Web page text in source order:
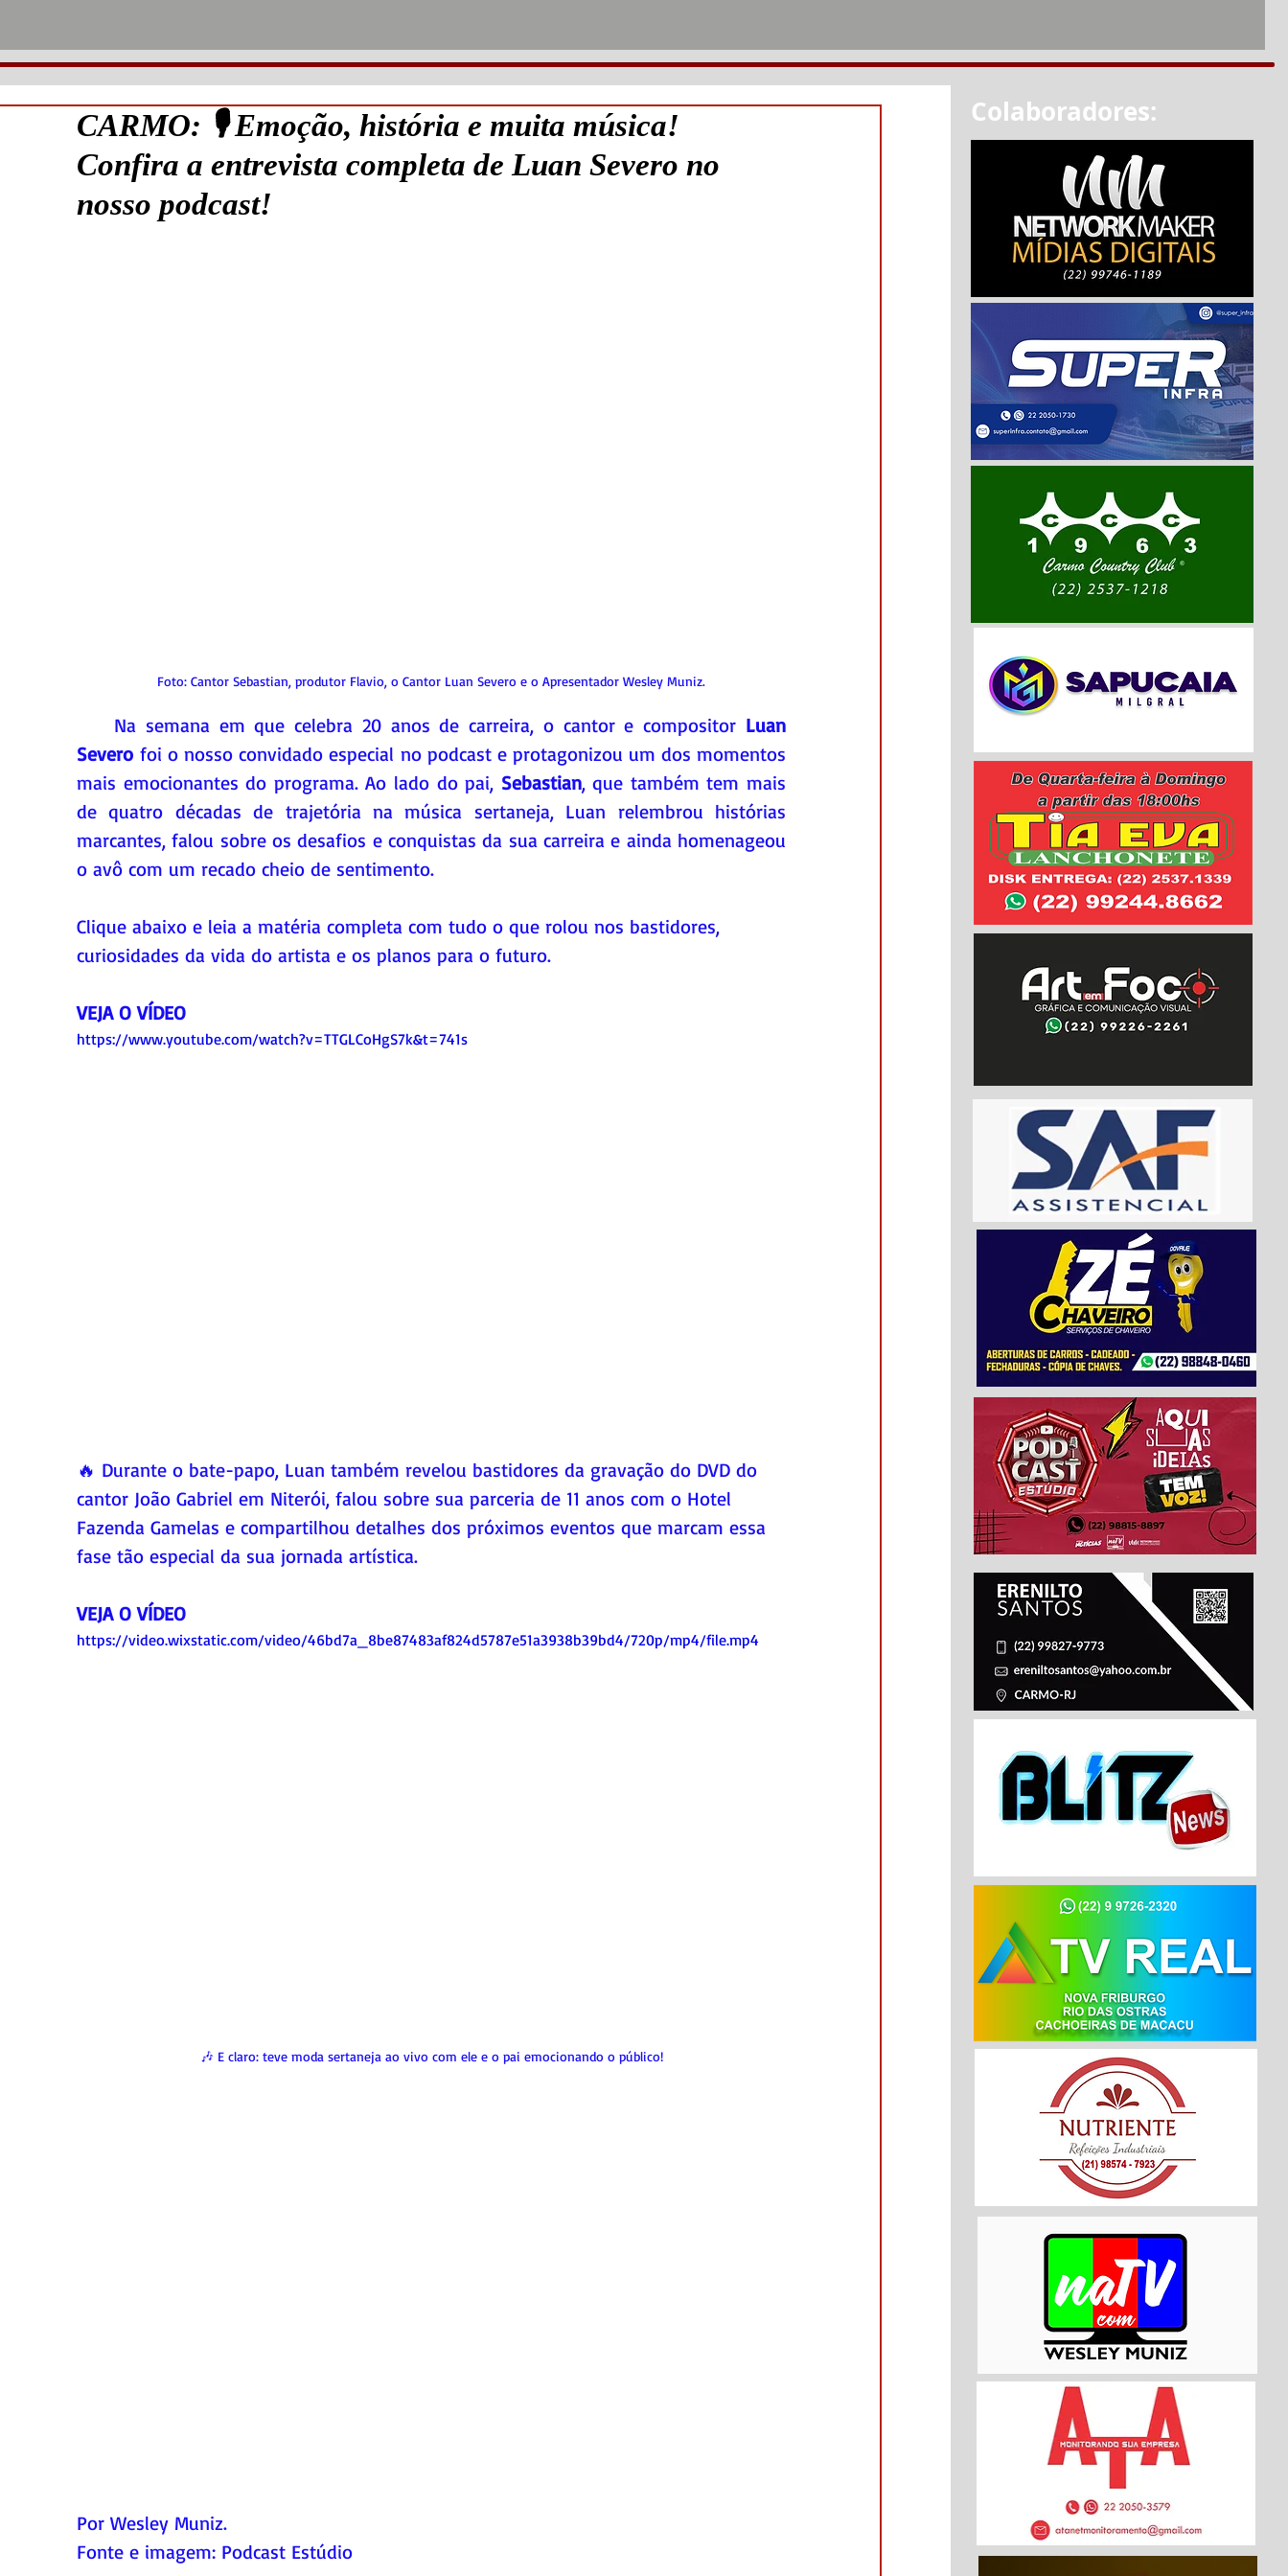
CARMO: 🎙️ Emoção, história e muita música!
Confira a entrevista completa de Luan Severo no
nosso podcast!
Foto: Cantor Sebastian, produtor Flavio, o Cantor Luan Severo e o Apresentador Wesley Muniz.
    Na semana em que celebra 20 anos de carreira, o cantor e compositor
Luan
Severo foi o nosso convidado especial no podcast e protagonizou um dos momentos
mais emocionantes do programa. Ao lado do pai, Sebastian, que também tem mais
de quatro décadas de trajetória na música sertaneja, Luan relembrou histórias
marcantes, falou sobre os desafios e conquistas da sua carreira e ainda homenageou
o avô com um recado cheio de sentimento.
Clique abaixo e leia a matéria completa com tudo o que rolou nos bastidores,
curiosidades da vida do artista e os planos para o futuro.
VEJA O VÍDEO
https://www.youtube.com/watch?v=TTGLCoHgS7k&t=741s
🔥 Durante o bate-papo, Luan também revelou bastidores da gravação do DVD do
cantor João Gabriel em Niterói, falou sobre sua parceria de 11 anos com o Hotel
Fazenda Gamelas e compartilhou detalhes dos próximos eventos que marcam essa
fase tão especial da sua jornada artística.
VEJA O VÍDEO
https://video.wixstatic.com/video/46bd7a_8be87483af824d5787e51a3938b39bd4/720p/mp4/file.mp4
🎶 E claro: teve moda sertaneja ao vivo com ele e o pai emocionando o público!
Por Wesley Muniz.
Fonte e imagem: Podcast Estúdio
Colaboradores: